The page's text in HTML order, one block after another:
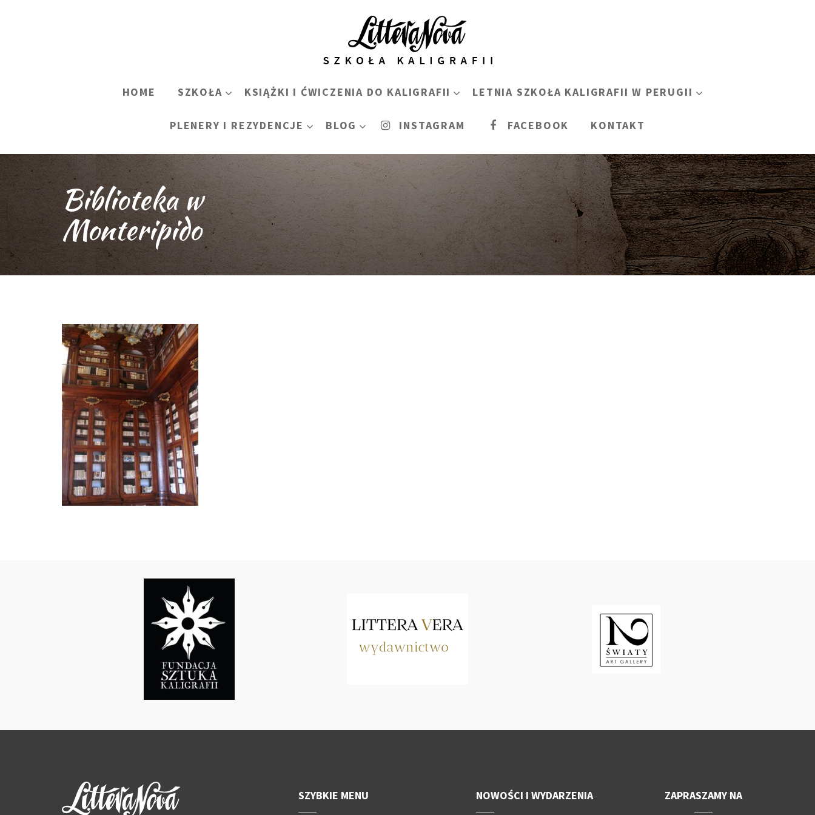
HOME SZKOŁA KSIĄŻKI I ĆWICZENIA DO KALIGRAFII LETNIA SZKOŁA KALIGRAFII W PERUGII
PLENERY I REZYDENCJE BLOG INSTAGRAM FACEBOOK KONTAKT
Biblioteka w
Monteripido
SZYBKIE MENU NOWOŚCI I WYDARZENIA ZAPRASZAMY NA